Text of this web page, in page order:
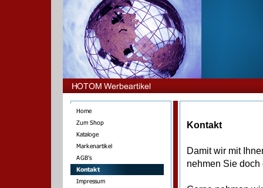
Kontakt
Damit wir mit
nehmen Sie